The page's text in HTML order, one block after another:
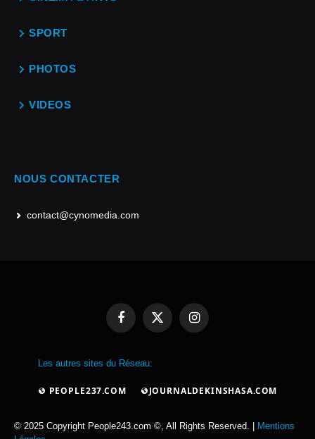
SPORT
PHOTOS
VIDEOS
NOUS CONTACTER
contact@cynomedia.com
FacebookX
Instagram
Les autres sites du Réseau:
PEOPLE237.COM JOURNALDEKINSHASA.COM
© 2025 Copyright People243.com ©, All Rights Reserved. | Mentions